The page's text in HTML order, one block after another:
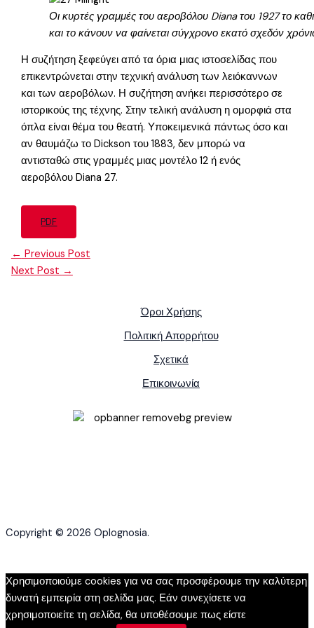
Οι κυρτές γραμμές του αεροβόλου Diana του 1927 το
και το κάνουν να φαίνεται σύγχρονο εκατό σχεδόν
Η συζήτηση ξεφεύγει από τα όρια μιας ιστοσελίδας που
επικεντρώνεται στην τεχνική ανάλυση των λειόκαννων
και των αεροβόλων. Η συζήτηση ανήκει περισσότερο σε
ιστορικούς της τέχνης. Στην τελική ανάλυση η ομορφιά στα
όπλα είναι θέμα του θεατή. Υποκειμενικά πάντως όσο και
αν θαυμάζω το Dickson του 1883, δεν μπορώ να
αντισταθώ στις γραμμές μιας μοντέλο 12 ή ενός
αεροβόλου Diana 27.
PDF
← Previous Post
Next Post →
Όροι Χρήσης
Πολιτική Απορρήτου
Σχετικά
Επικοινωνία
Copyright © 2026 Oplognosia.
Χρησιμοποιούμε cookies για να σας προσφέρουμε την καλύτερη
δυνατή εμπειρία στη σελίδα μας. Εάν συνεχίσετε να
χρησιμοποιείτε τη σελίδα, θα υποθέσουμε πως είστε